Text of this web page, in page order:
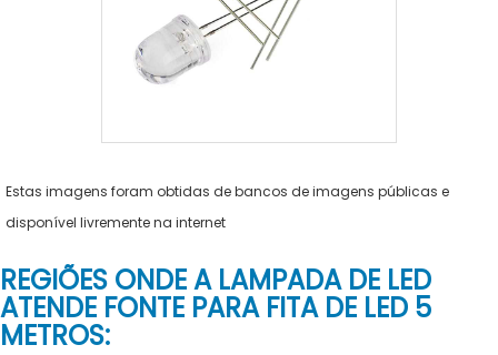
Estas imagens foram obtidas de bancos de imagens públicas e
disponível livremente na internet
REGIÕES ONDE A LAMPADA DE LED
ATENDE FONTE PARA FITA DE LED 5
METROS: